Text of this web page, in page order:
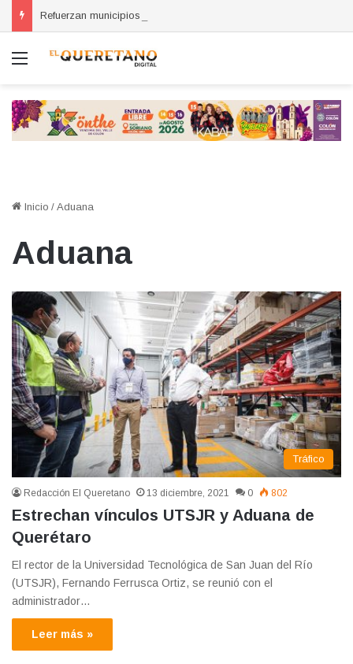
Menú
Inicio / Aduana
Aduana
Tráfico
Redacción El Queretano 13 diciembre, 2021 0 802
Estrechan vínculos UTSJR y Aduana de
Querétaro
El rector de la Universidad Tecnológica de San Juan del Río
(UTSJR), Fernando Ferrusca Ortiz, se reunió con el
administrador…
Leer más »